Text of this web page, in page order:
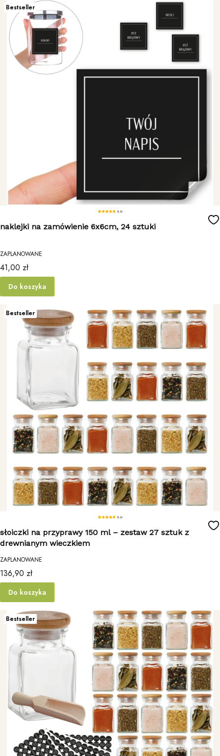
Bestseller
5.0
naklejki na zamówienie 6x6cm, 24 sztuki
ZAPLANOWANE
Cena
41,00 zł
Do koszyka
Bestseller
5.0
słoiczki na przyprawy 150 ml – zestaw 27 sztuk z
drewnianym wieczkiem
ZAPLANOWANE
Cena
136,90 zł
Do koszyka
Bestseller